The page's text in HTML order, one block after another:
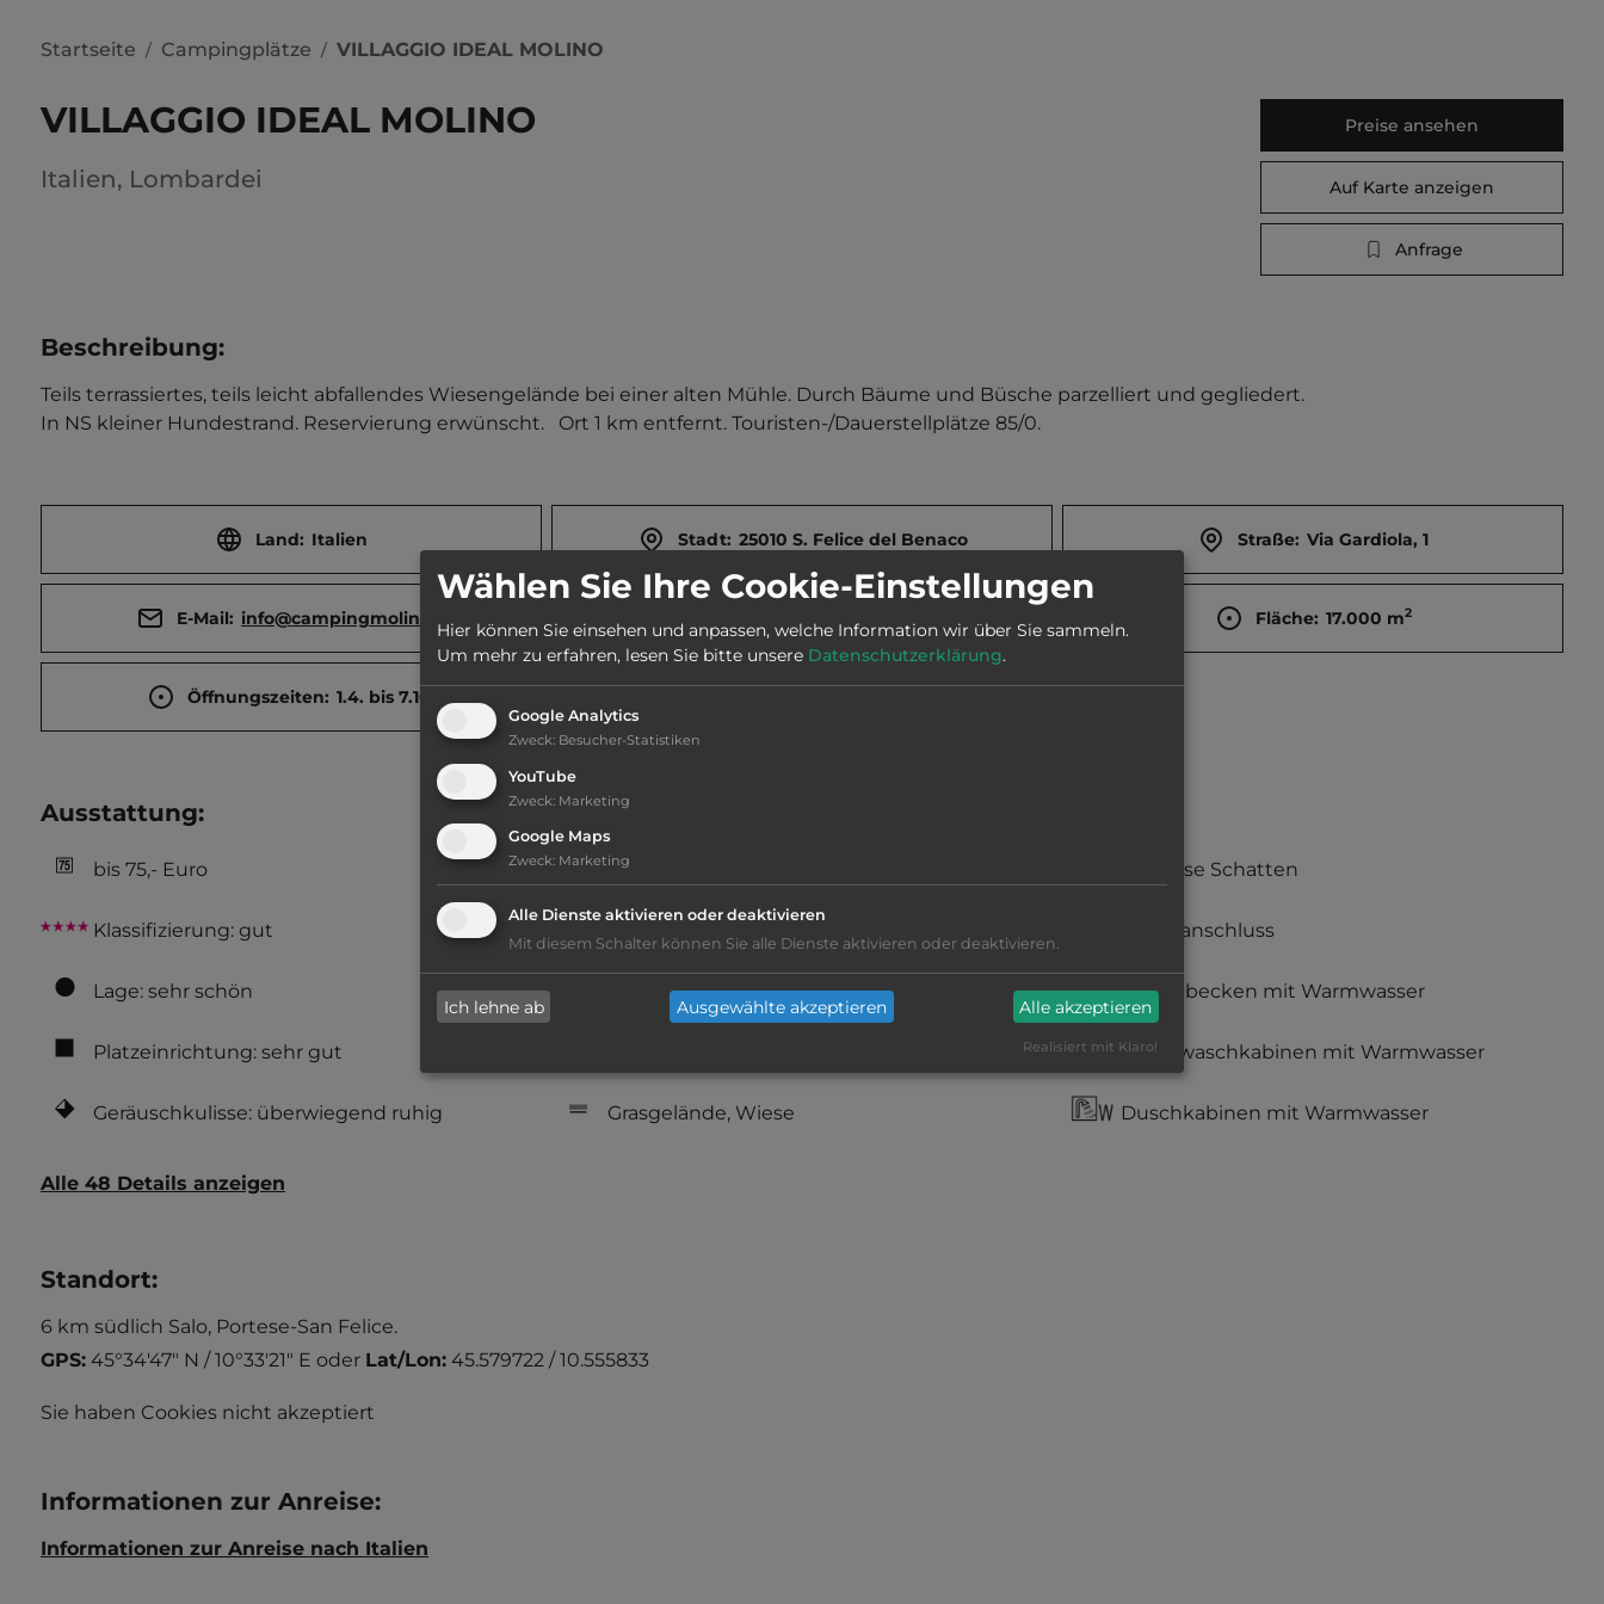
Startseite / Campingplätze / VILLAGGIO IDEAL MOLINO
VILLAGGIO IDEAL MOLINO
Italien, Lombardei
Preise ansehen
Auf Karte anzeigen
Anfrage
Beschreibung:
Teils terrassiertes, teils leicht abfallendes Wiesengelände bei einer alten Mühle. Durch Bäume und Büsche parzelliert und gegliedert.
In NS kleiner Hundestrand. Reservierung erwünscht.   Ort 1 km entfernt. Touristen-/Dauerstellplätze 85/0.
Land: Italien Stadt: 25010 S. Felice del Benaco Straße: Via Gardiola, 1
E-Mail: info@campingmolino.it Fläche: 17.000 m2
Öffnungszeiten: 1.4. bis 7.10.
Ausstattung:
bis 75,- Euro
Klassifizierung: gut
Lage: sehr schön
Platzeinrichtung: sehr gut
Geräuschkulisse: überwiegend ruhig
Hygiene: gut
nur Barzahlung
Grasgelände, Wiese
teilweise Schatten
Stromanschluss
Waschbecken mit Warmwasser
Einzelwaschkabinen mit Warmwasser
Duschkabinen mit Warmwasser
Alle 48 Details anzeigen
Standort:
6 km südlich Salo, Portese-San Felice.
GPS: 45°34'47" N / 10°33'21" E oder Lat/Lon: 45.579722 / 10.555833
Sie haben Cookies nicht akzeptiert
Informationen zur Anreise:
Informationen zur Anreise nach Italien
Wählen Sie Ihre Cookie-Einstellungen
Hier können Sie einsehen und anpassen, welche Information wir über Sie sammeln.
Um mehr zu erfahren, lesen Sie bitte unsere Datenschutzerklärung.
Google Analytics
Zweck: Besucher-Statistiken
YouTube
Zweck: Marketing
Google Maps
Zweck: Marketing
Alle Dienste aktivieren oder deaktivieren
Mit diesem Schalter können Sie alle Dienste aktivieren oder deaktivieren.
Ich lehne ab Ausgewählte akzeptieren Alle akzeptieren
Realisiert mit Klaro!